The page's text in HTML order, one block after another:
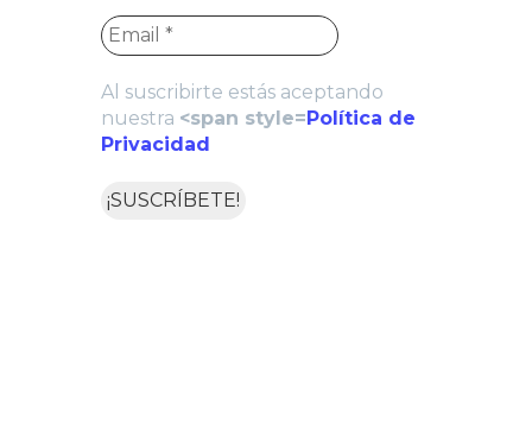
Al suscribirte estás aceptando
nuestra <span style=Política de
Privacidad